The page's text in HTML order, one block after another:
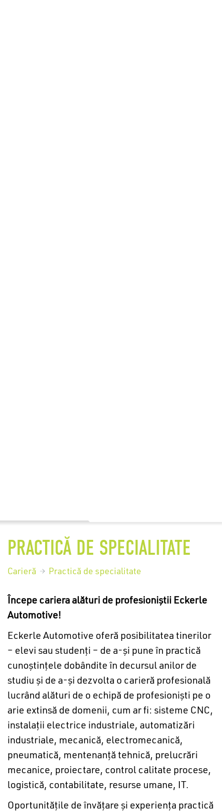
PRACTICĂ DE SPECIALITATE
Carieră Practică de specialitate
Începe cariera alături de profesioniştii Eckerle
Automotive!
Eckerle Automotive oferă posibilitatea tinerilor
– elevi sau studenți – de a-şi pune în practică
cunoștințele dobândite în decursul anilor de
studiu și de a-şi dezvolta o carieră profesională
lucrând alături de o echipă de profesioniști pe o
arie extinsă de domenii, cum ar fi: sisteme CNC,
instalații electrice industriale, automatizări
industriale, mecanică, electromecanică,
pneumatică, mentenanţă tehnică, prelucrări
mecanice, proiectare, control calitate procese,
logistică, contabilitate, resurse umane, IT.
Oportunitățile de învățare și experiența practică